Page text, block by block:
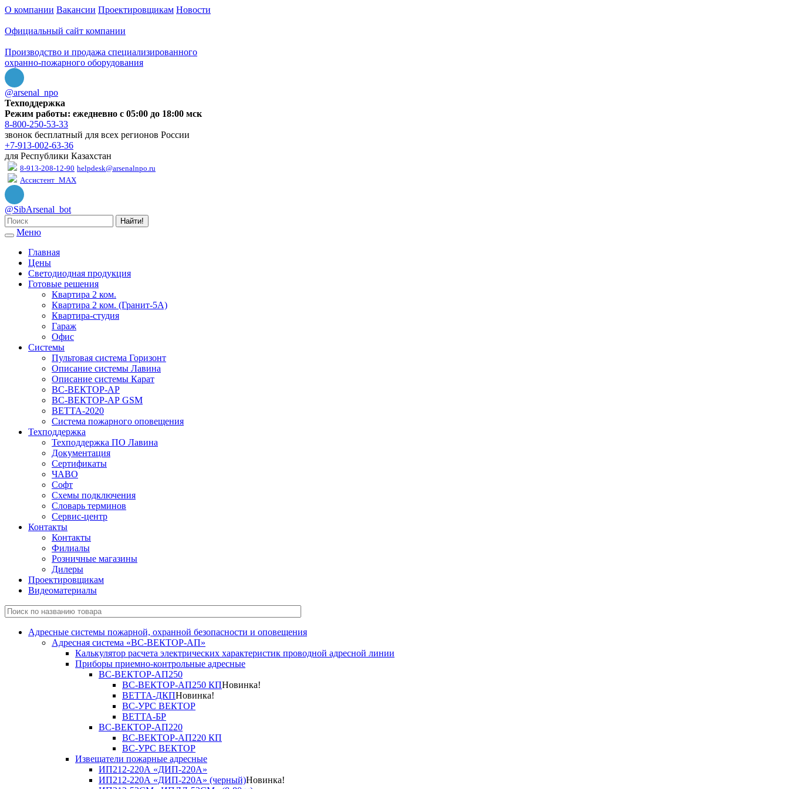
О компании Вакансии Проектировщикам Новости
Официальный сайт компании
Производство и продажа специализированного
охранно-пожарного оборудования
@arsenal_npo
Техподдержка
Режим работы: ежедневно с 05:00 до 18:00 мск
8-800-250-53-33
звонок бесплатный для всех регионов России
+7-913-002-63-36
для Республики Казахстан
8-913-208-12-90 helpdesk@arsenalnpo.ru
Ассистент_MAX
@SibArsenal_bot
Найти!
Меню
Главная
Цены
Светодиодная продукция
Готовые решения
Квартира 2 ком.
Квартира 2 ком. (Гранит-5А)
Квартира-студия
Гараж
Офис
Системы
Пультовая система Горизонт
Описание системы Лавина
Описание системы Карат
ВС-ВЕКТОР-АР
ВС-ВЕКТОР-АР GSM
ВЕТТА-2020
Система пожарного оповещения
Техподдержка
Техподдержка ПО Лавина
Документация
Сертификаты
ЧАВО
Софт
Схемы подключения
Словарь терминов
Сервис-центр
Контакты
Контакты
Филиалы
Розничные магазины
Дилеры
Проектировщикам
Видеоматериалы
Адресные системы пожарной, охранной безопасности и оповещения
Адресная система «ВС-ВЕКТОР-АП»
Калькулятор расчета электрических характеристик проводной адресной линии
Приборы приемно-контрольные адресные
ВС-ВЕКТОР-АП250
ВС-ВЕКТОР-АП250 КПНовинка!
ВЕТТА-ДКПНовинка!
ВС-УРС ВЕКТОР
ВЕТТА-БР
ВС-ВЕКТОР-АП220
ВС-ВЕКТОР-АП220 КП
ВС-УРС ВЕКТОР
Извещатели пожарные адресные
ИП212-220А «ДИП-220А»
ИП212-220А «ДИП-220А» (черный)Новинка!